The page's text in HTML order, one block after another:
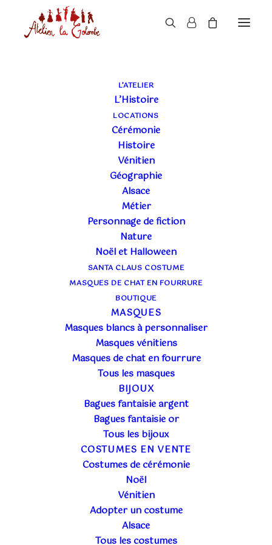
L’ATELIER
L’Histoire
LOCATIONS
Cérémonie
Histoire
Vénitien
Géographie
Alsace
Métier
Personnage de fiction
Nature
Noël et Halloween
SANTA CLAUS COSTUME
MASQUES DE CHAT EN FOURRURE
BOUTIQUE
MASQUES
Masques blancs à personnaliser
Masques vénitiens
Masques de chat en fourrure
Tous les masques
BIJOUX
Bagues fantaisie argent
Bagues fantaisie or
Tous les bijoux
COSTUMES EN VENTE
Costumes de cérémonie
Noël
Vénitien
Adopter un costume
Alsace
Tous les costumes
MINUTES
BOUC BLEU À
SCHILTIGHEIM,
OUVERTURE DE LA
SAISON
CARNAVALESQUE
11 novembre à la salle Kléber de Schiltigheim.
Il est 11 heures et il reste 11 mn avant que les
premières notes de musique ne retentissent dans
la salle pour l’ouverture de la cérémonie….
moment officiel et solennelet chacun a mis sa